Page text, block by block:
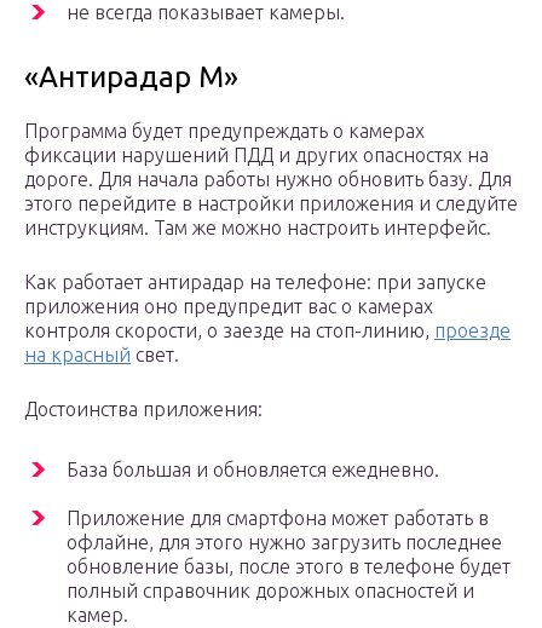
не всегда показывает камеры.
«Антирадар М»
Программа будет предупреждать о камерах
фиксации нарушений ПДД и других опасностях на
дороге. Для начала работы нужно обновить базу. Для
этого перейдите в настройки приложения и следуйте
инструкциям. Там же можно настроить интерфейс.
Как работает антирадар на телефоне: при запуске
приложения оно предупредит вас о камерах
контроля скорости, о заезде на стоп-линию, проезде
на красный свет.
Достоинства приложения:
База большая и обновляется ежедневно.
Приложение для смартфона может работать в
офлайне, для этого нужно загрузить последнее
обновление базы, после этого в телефоне будет
полный справочник дорожных опасностей и
камер.